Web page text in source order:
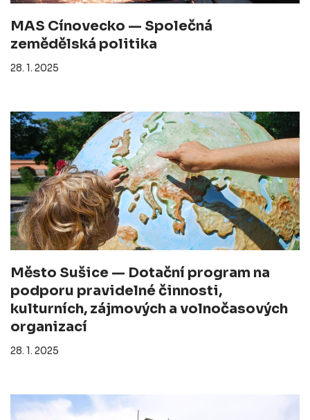
MAS Cínovecko — Společná
zemědělská politika
28. 1. 2025
Město Sušice — Dotační program na
podporu pravidelné činnosti,
kulturních, zájmových a volnočasových
organizací
28. 1. 2025